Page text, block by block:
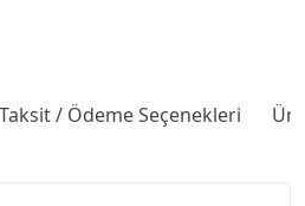
Taksit / Ödeme Seçenekleri